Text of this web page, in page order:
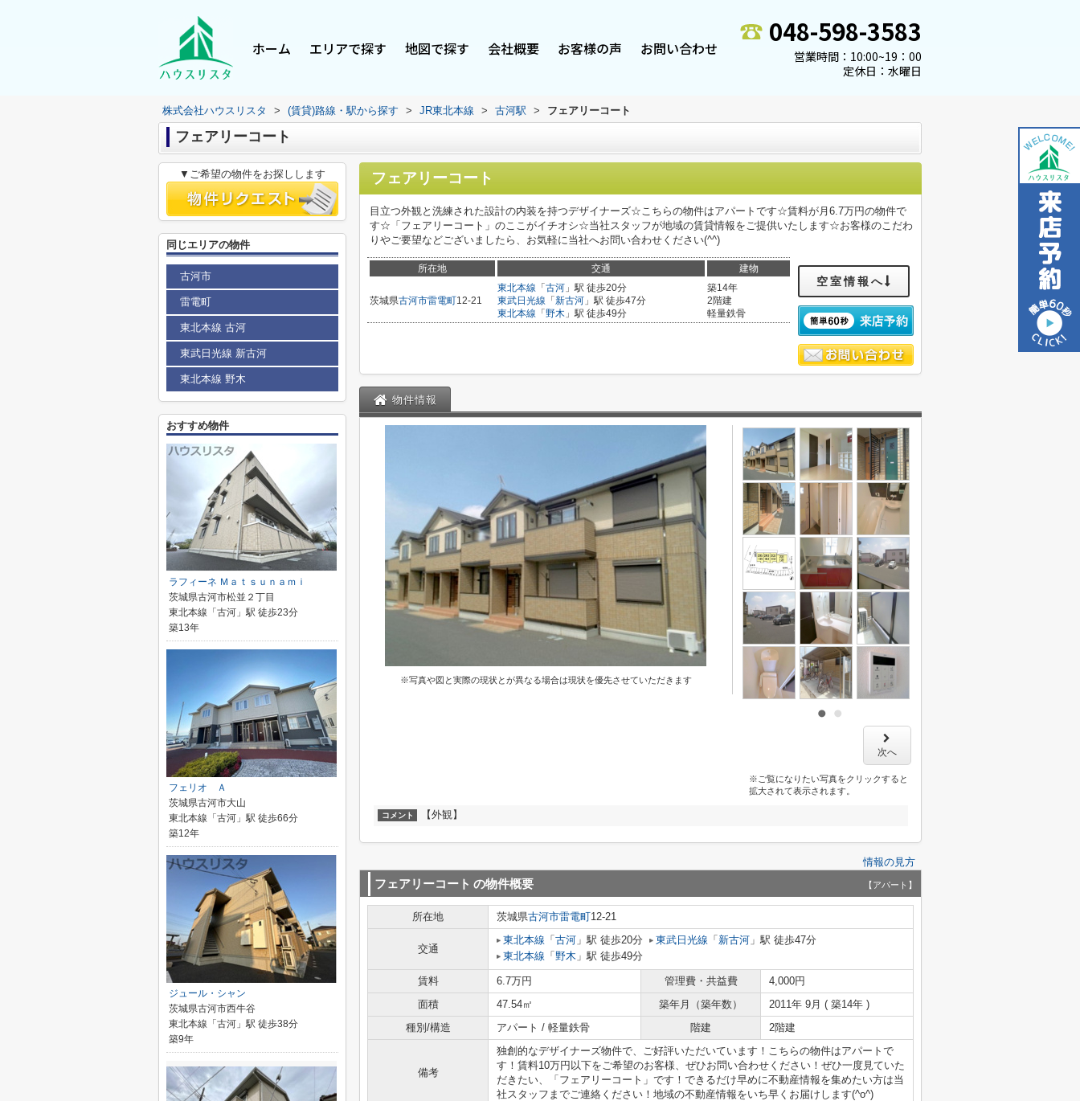
ホーム エリアで探す 地図で探す 会社概要 お客様の声 お問い合わせ
048-598-3583
営業時間：10:00~19：00
定休日：水曜日
株式会社ハウスリスタ > (賃貸)路線・駅から探す > JR東北本線 > 古河駅 > フェアリーコート
フェアリーコート
フェアリーコート
目立つ外観と洗練された設計の内装を持つデザイナーズ☆こちらの物件はアパートです☆賃料が月6.7万円の物件で
す☆「フェアリーコート」のここがイチオシ☆当社スタッフが地域の賃貸情報をご提供いたします☆お客様のこだわ
りやご要望などございましたら、お気軽に当社へお問い合わせください(^^)
所在地 交通 建物
茨城県古河市雷電町12-21
東北本線 「 古河 」駅 徒歩20分
東武日光線 「 新古河 」駅 徒歩47分
東北本線 「 野木 」駅 徒歩49分
築14年
2階建
軽量鉄骨
空室情報へ
物件情報
※写真や図と実際の現状とが異なる場合は現状を優先させていただきます
次へ
※ご覧になりたい写真をクリックすると
拡大されて表示されます。
コメント 【外観】
情報の見方
フェアリーコート の物件概要 【アパート】
所在地 茨城県古河市雷電町12-21
交通
東北本線 「 古河 」駅 徒歩20分 東武日光線 「 新古河 」駅 徒歩47分
東北本線 「 野木 」駅 徒歩49分
賃料 6.7万円 管理費・共益費
4,000円
面積
47.54㎡ 築年月（築年数）
2011年 9月 ( 築14年 )
種別/構造
アパート / 軽量鉄骨 階建 2階建
備考
独創的なデザイナーズ物件で、ご好評いただいています！こちらの物件はアパートで
す！賃料10万円以下をご希望のお客様、ぜひお問い合わせください！ぜひ一度見ていた
だきたい、「フェアリーコート」です！できるだけ早めに不動産情報を集めたい方は当
社スタッフまでご連絡ください！地域の不動産情報をいち早くお届けします(^o^)
▼ご希望の物件をお探しします
同じエリアの物件
古河市
雷電町
東北本線 古河
東武日光線 新古河
東北本線 野木
おすすめ物件
ラフィーネ Ｍａｔｓｕｎａｍｉ
茨城県古河市松並２丁目
東北本線「古河」駅 徒歩23分
築13年
フェリオ Ａ
茨城県古河市大山
東北本線「古河」駅 徒歩66分
築12年
ジュール・シャン
茨城県古河市西牛谷
東北本線「古河」駅 徒歩38分
築9年